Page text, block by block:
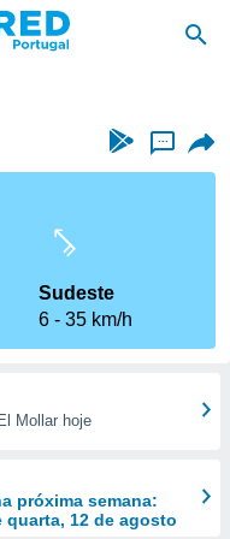
...
Sudeste
6
35 km/h
Mollar hoje
próxima semana:
12 de agosto